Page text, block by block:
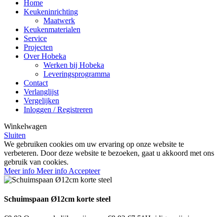
Home
Keukeninrichting
Maatwerk
Keukenmaterialen
Service
Projecten
Over Hobeka
Werken bij Hobeka
Leveringsprogramma
Contact
Verlanglijst
Vergelijken
Inloggen / Registreren
Winkelwagen
Sluiten
We gebruiken cookies om uw ervaring op onze website te
verbeteren. Door deze website te bezoeken, gaat u akkoord met ons
gebruik van cookies.
Meer info Meer info Accepteer
Schuimspaan Ø12cm korte steel